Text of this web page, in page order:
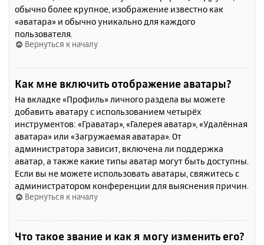
обычно более крупное, изображение известно как
«аватара» и обычно уникально для каждого
пользователя.
Вернуться к началу
Как мне включить отображение аватары?
На вкладке «Профиль» личного раздела вы можете
добавить аватару с использованием четырёх
инструментов: «Граватар», «Галерея аватар», «Удалённая
аватара» или «Загружаемая аватара». От
администратора зависит, включена ли поддержка
аватар, а также какие типы аватар могут быть доступны.
Если вы не можете использовать аватары, свяжитесь с
администратором конференции для выяснения причин.
Вернуться к началу
Что такое звание и как я могу изменить его?